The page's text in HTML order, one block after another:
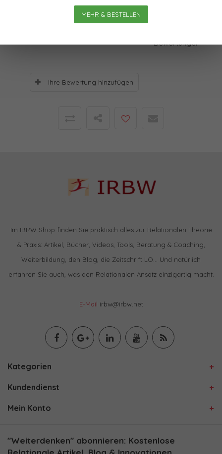
MEHR & BESTELLEN
Bewertungen
Bewertungen
Ihre Bewertung hinzufügen
Im IBRW Shop finden Sie praktisch alles zur Relationalen Theorie
& Praxis: Artikel, Bücher, Videos, Tools, Beratung & Coaching,
Weiterbildung, den Blog, die Zeitschrift LO… Und natürlich
erfahren Sie auch, was den Relationalen Ansatz einzigartig macht.
E-Mail irbw@irbw.net
Kategorien
Kundendienst
Mein Konto
"Weiterdenken" abonnieren: Kostenlose